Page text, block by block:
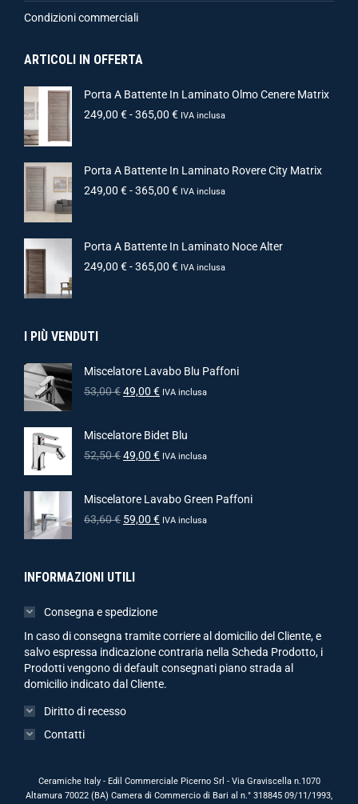
Condizioni commerciali
ARTICOLI IN OFFERTA
Porta A Battente In Laminato Olmo Cenere Matrix
249,00 €-365,00 € IVA inclusa
Porta A Battente In Laminato Rovere City Matrix
249,00 €-365,00 € IVA inclusa
Porta A Battente In Laminato Noce Alter
249,00 €-365,00 € IVA inclusa
I PIÙ VENDUTI
Miscelatore Lavabo Blu Paffoni
53,00€49,00 € IVA inclusa
Miscelatore Bidet Blu
52,50€49,00 € IVA inclusa
Miscelatore Lavabo Green Paffoni
63,60€ 59,00 € IVA inclusa
INFORMAZIONI UTILI
Consegna e spedizione
In caso di consegna tramite corriere al domicilio del Cliente, e
salvo espressa indicazione contraria nella Scheda Prodotto, i
Prodotti vengono di default consegnati piano strada al
domicilio indicato dal Cliente.
Diritto di recesso
Contatti
Ceramiche Italy - Edil Commerciale Picerno Srl - Via Graviscella n.1070
Altamura 70022 (BA) Camera di Commercio di Bari al n.° 318845 09/11/1993,